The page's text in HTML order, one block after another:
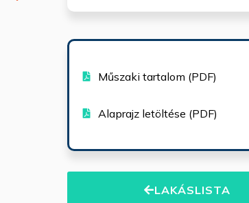
Műszaki tartalom (PDF)
Alaprajz letöltése (PDF)
LAKÁSLISTA